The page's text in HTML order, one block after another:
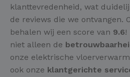
klanttevredenheid, wat
de reviews die we ontvangen.
behalen wij een score van 9.6!
niet alleen de
onze elektrische
ook onze klantgerichte